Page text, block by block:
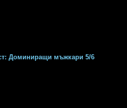
Доминиращи мъжкари 5/6